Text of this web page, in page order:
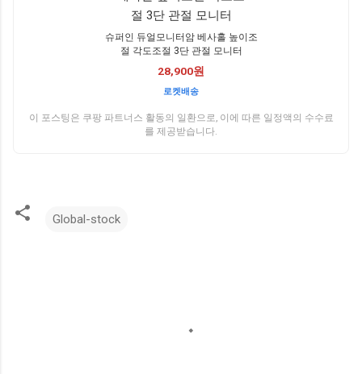
슈퍼인 듀얼모니터암 베사홀 높이조
절 각도조절 3단 관절 모니터
28,900원
로켓배송
이 포스팅은 쿠팡 파트너스 활동의 일환으로, 이에 따른 일정액의 수수료
를 제공받습니다.
Global-stock